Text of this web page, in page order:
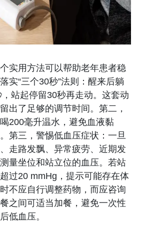
实用方法可以帮助老年患者稳
实“三个30秒”法则：醒来后躺
站起停留30秒再走动。这套动
出了足够的调节时间。第二，
200毫升温水，避免血液黏
第三，警惕低血压症状：一旦
走路发飘、异常疲劳、近期发
量坐位和站立位的血压。若站
过20 mmHg，提示可能存在体
不应自行调整药物，而应咨询
之间可适当加餐，避免一次性
低血压。